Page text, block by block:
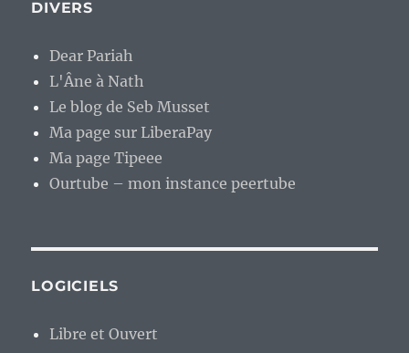
DIVERS
Dear Pariah
L'Âne à Nath
Le blog de Seb Musset
Ma page sur LiberaPay
Ma page Tipeee
Ourtube – mon instance peertube
LOGICIELS
Libre et Ouvert